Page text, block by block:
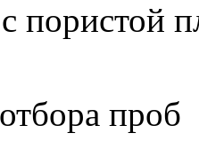
пористой
проб